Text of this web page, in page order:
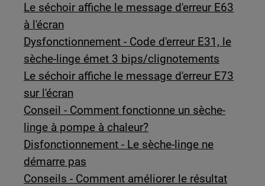
Le séchoir affiche le message d'erreur E63
à l'écran
Dysfonctionnement - Code d'erreur E31, le
sèche-linge émet 3 bips/clignotements
Le séchoir affiche le message d'erreur E73
sur l'écran
Conseil - Comment fonctionne un sèche-
linge à pompe à chaleur?
Disfonctionnement - Le sèche-linge ne
démarre pas
Conseils - Comment améliorer le résultat